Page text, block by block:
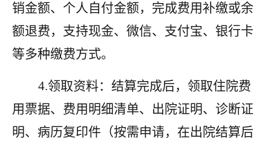
销金额、个人自付金额，完成费用补缴或余
额退费，支持现金、微信、支付宝、银行卡
等多种缴费方式。
4.领取资料：结算完成后，领取住院费
用票据、费用明细清单、出院证明、诊断证
明、病历复印件 （按需申请，在出院结算后